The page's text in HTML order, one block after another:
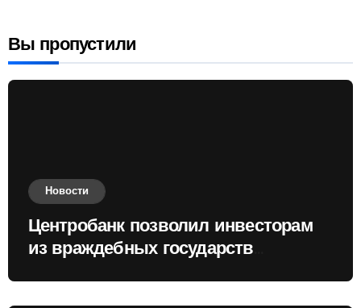
Вы пропустили
Новости
Центробанк позволил инвесторам
из враждебных государств